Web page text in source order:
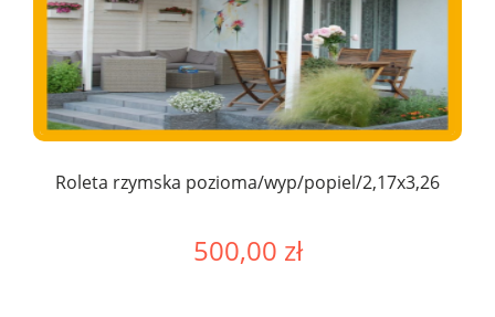
Roleta rzymska pozioma/wyp/popiel/2,17x3,26
500,00 zł